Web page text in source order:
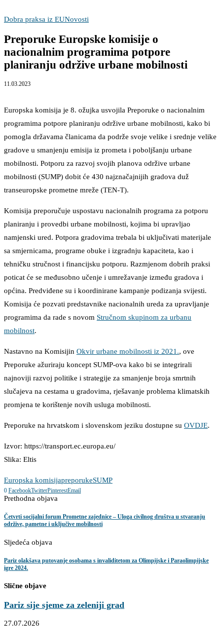
Dobra praksa iz EUNovosti
Preporuke Europske komisije o
nacionalnim programima potpore
planiranju održive urbane mobilnosti
11.03.2023
Europska komisija je 8. ožujka usvojila Preporuke o nacionalnim
programima potpore planiranju održive urbane mobilnosti, kako bi
pomogla državama članicama da podrže svoje velike i srednje velike
gradove u smanjenju emisija iz prometa i poboljšanju urbane
mobilnosti. Potporu za razvoj svojih planova održive urbane
mobilnosti (SUMP) dobit će 430 najznačajnijih gradova duž
transeuropske prometne mreže (TEN-T).
Komisija preporučuje uspostavu nacionalnih programa za potporu
planiranju i provedbi urbane mobilnosti, kojima bi upravljao
namjenski ured. Potpora gradovima trebala bi uključivati materijale
sa smjernicama, programe obuke i izgradnju kapaciteta, kao i
tehničku stručnost i financijsku potporu. Razmjenom dobrih praksi
poticat će se međusobno učenje i umrežavanje između gradova i
općina. Predviđene su i koordinirane kampanje podizanja svijesti.
Komisija će pozvati predstavnike nacionalnih ureda za upravljanje
programima da rade s novom Stručnom skupinom za urbanu
mobilnost.
Nastavno na Komisijin Okvir urbane mobilnosti iz 2021., ove
Preporuke ažuriraju koncept SUMP-ova kako bi se integrirali
najnoviji razvoj politike i strategije za smanjenje broja smrtnih
slučajeva na cestama u gradovima, rješavanje problema klimatskih
promjena te korištenje novih usluga mobilnosti.
Preporuke na hrvatskom i slovenskom jeziku dostupne su OVDJE.
Izvor: https://transport.ec.europa.eu/
Slika: Eltis
Europska komisijapreporukeSUMP
0 FacebookTwitterPinterestEmail
Prethodna objava
Četvrti socijalni forum Prometne zajednice – Uloga civilnog društva u stvaranju
održive, pametne i uključive mobilnosti
Sljedeća objava
Pariz olakšava putovanje osobama s invaliditetom za Olimpijske i Paraolimpijske
igre 2024.
Slične objave
Pariz sije sjeme za zeleniji grad
27.07.2026